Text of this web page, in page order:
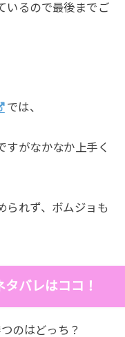
いるので最後までご
では、
すがなかなか上手く
られず、ボムジョも
バレはココ！
のはどっち？